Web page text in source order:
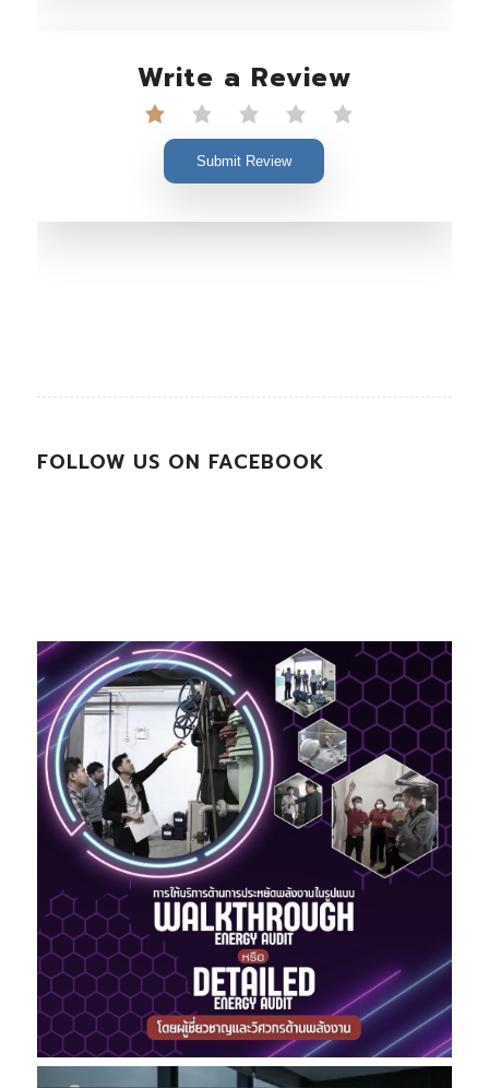
Write a Review
Submit Review
FOLLOW US ON FACEBOOK